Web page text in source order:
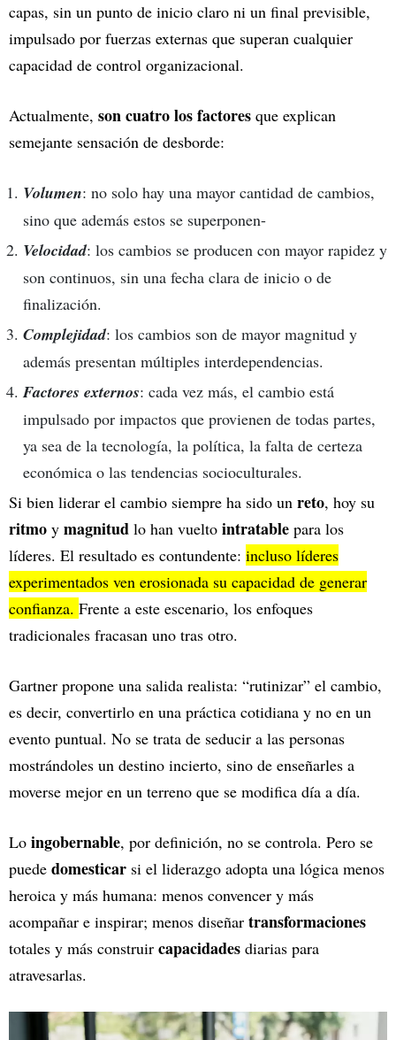
capas, sin un punto de inicio claro ni un final previsible,
impulsado por fuerzas externas que superan cualquier
capacidad de control organizacional.
Actualmente, son cuatro los factores que explican
semejante sensación de desborde:
Volumen: no solo hay una mayor cantidad de cambios,
sino que además estos se superponen-
Velocidad: los cambios se producen con mayor rapidez y
son continuos, sin una fecha clara de inicio o de
finalización.
Complejidad: los cambios son de mayor magnitud y
además presentan múltiples interdependencias.
Factores externos: cada vez más, el cambio está
impulsado por impactos que provienen de todas partes,
ya sea de la tecnología, la política, la falta de certeza
económica o las tendencias socioculturales.
Si bien liderar el cambio siempre ha sido un reto, hoy su
ritmo y magnitud lo han vuelto intratable para los
líderes. El resultado es contundente: incluso líderes
experimentados ven erosionada su capacidad de generar
confianza. Frente a este escenario, los enfoques
tradicionales fracasan uno tras otro.
Gartner propone una salida realista: “rutinizar” el cambio,
es decir, convertirlo en una práctica cotidiana y no en un
evento puntual. No se trata de seducir a las personas
mostrándoles un destino incierto, sino de enseñarles a
moverse mejor en un terreno que se modifica día a día.
Lo ingobernable, por definición, no se controla. Pero se
puede domesticar si el liderazgo adopta una lógica menos
heroica y más humana: menos convencer y más
acompañar e inspirar; menos diseñar transformaciones
totales y más construir capacidades diarias para
atravesarlas.